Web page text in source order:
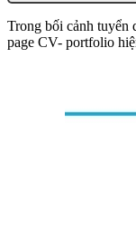
Trong bối cảnh tuyển
page CV- portfolio